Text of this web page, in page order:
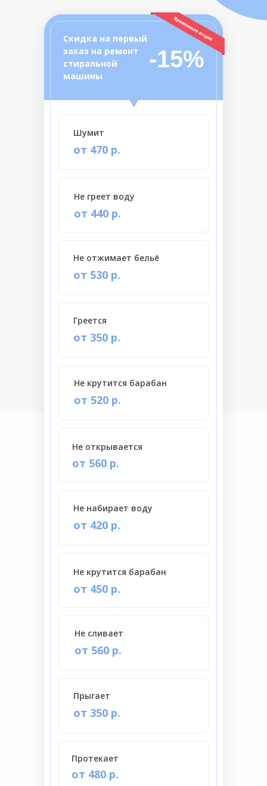
Скидка на первый
заказ на ремонт
стиральной
машины
-15%
от 470 р.
Шумит
от 420 р.
Не набирает воду
от 520 р.
Не крутится барабан
от 440 р.
Не греет воду
от 450 р.
Не крутится барабан
от 560 р.
Не открывается
от 530 р.
Не отжимает бельё
от 560 р.
Не сливает
от 480 р.
Протекает
от 350 р.
Греется
от 350 р.
Прыгает